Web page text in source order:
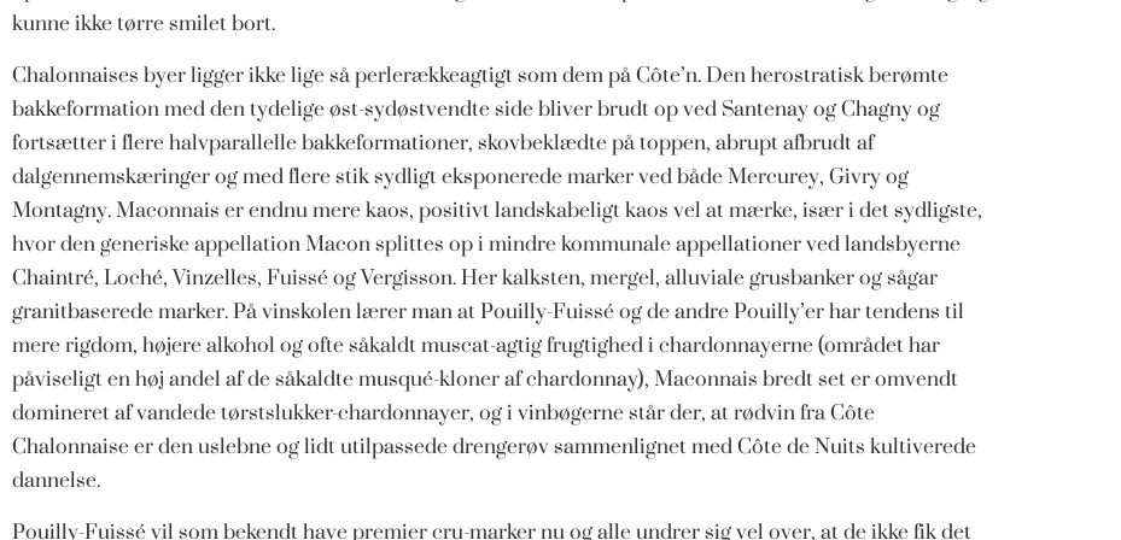
kunne ikke tørre smilet bort.
Chalonnaises byer ligger ikke lige så perlerækkeagtigt som dem på Côte’n. Den herostratisk berømte
bakkeformation med den tydelige øst-sydøstvendte side bliver brudt op ved Santenay og Chagny og
fortsætter i flere halvparallelle bakkeformationer, skovbeklædte på toppen, abrupt afbrudt af
dalgennemskæringer og med flere stik sydligt eksponerede marker ved både Mercurey, Givry og
Montagny. Maconnais er endnu mere kaos, positivt landskabeligt kaos vel at mærke, især i det sydligste,
hvor den generiske appellation Macon splittes op i mindre kommunale appellationer ved landsbyerne
Chaintré, Loché, Vinzelles, Fuissé og Vergisson. Her kalksten, mergel, alluviale grusbanker og sågar
granitbaserede marker. På vinskolen lærer man at Pouilly-Fuissé og de andre Pouilly’er har tendens til
mere rigdom, højere alkohol og ofte såkaldt muscat-agtig frugtighed i chardonnayerne (området har
påviseligt en høj andel af de såkaldte musqué-kloner af chardonnay), Maconnais bredt set er omvendt
domineret af vandede tørstslukker-chardonnayer, og i vinbøgerne står der, at rødvin fra Côte
Chalonnaise er den uslebne og lidt utilpassede drengerøv sammenlignet med Côte de Nuits kultiverede
dannelse.
Pouilly-Fuissé vil som bekendt have premier cru-marker nu og alle undrer sig vel over, at de ikke fik det